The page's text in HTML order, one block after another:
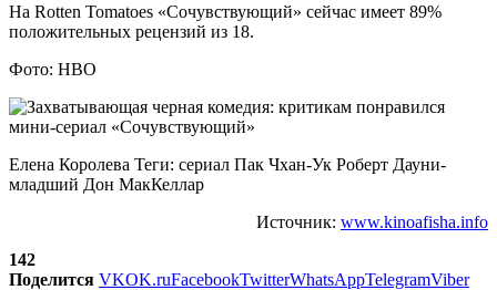
На Rotten Tomatoes «Сочувствующий» сейчас имеет 89%
положительных рецензий из 18.
Фото: HBO
Елена Королева Теги: сериал Пак Чхан-Ук Роберт Дауни-
младший Дон МакКеллар
Источник: www.kinoafisha.info
142
Поделится VKOK.ruFacebookTwitterWhatsAppTelegramViber